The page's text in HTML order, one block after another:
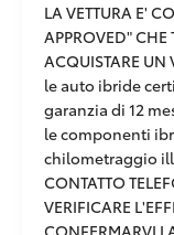
LA VETTURA E'
APPROVED" CHE
ACQUISTARE UN
le auto ibride
garanzia di 12
le componenti
chilometraggio
CONTATTO
VERIFICARE